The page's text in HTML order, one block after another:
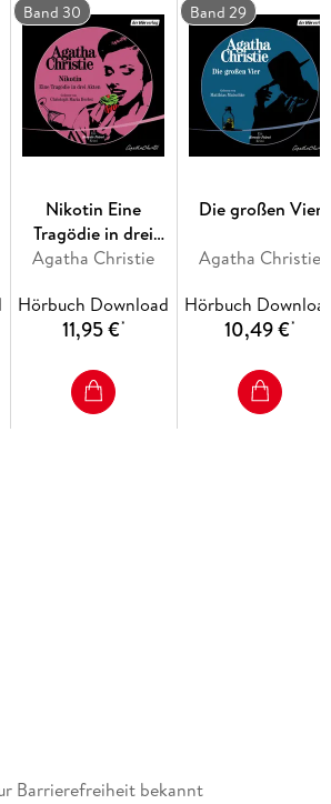
Band 30
Nikotin Eine
Tragödie in drei
Akten
Agatha Christie
Hörbuch Download
11,95 €*
Band 29
Die großen Vier
Agatha Christie
Hörbuch
10,49 €*
Barrierefreiheit bekannt